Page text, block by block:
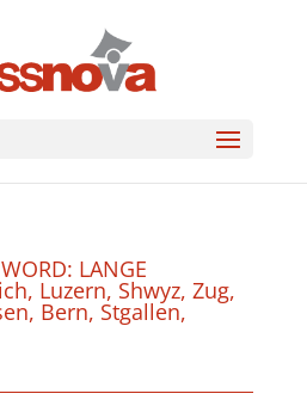
LANGE
Luzern, Shwyz, Zug,
Bern, Stgallen,